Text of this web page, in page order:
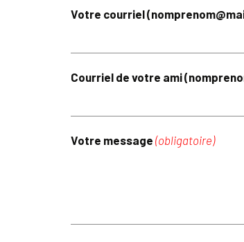
Votre courriel
Courriel de votre ami
Votre message (obligatoire)